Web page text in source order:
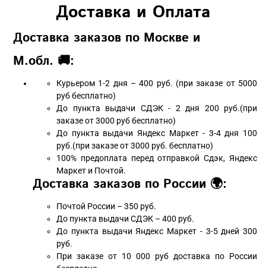
Доставка и Оплата
Доставка заказов по Москве и
М.обл. 🚚:
Курьером 1-2 дня – 400 руб. (при заказе от 5000
руб бесплатно)
До пункта выдачи СДЭК - 2 дня 200 руб.(при
заказе от 3000 руб бесплатно)
До пункта выдачи Яндекс Маркет - 3-4 дня 100
руб.(при заказе от 3000 руб. бесплатно)
100% предоплата перед отправкой Сдэк, Яндекс
Маркет и Почтой.
Доставка заказов по России 🌍:
Почтой России – 350 руб.
До пункта выдачи СДЭК – 400 руб.
До пункта выдачи Яндекс Маркет - 3-5 дней 300
руб.
При заказе от 10 000 руб доставка по России